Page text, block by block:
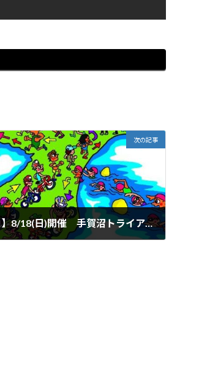
次の記事
【募集中】8/18(日)開催 手賀沼トライアスロン大会